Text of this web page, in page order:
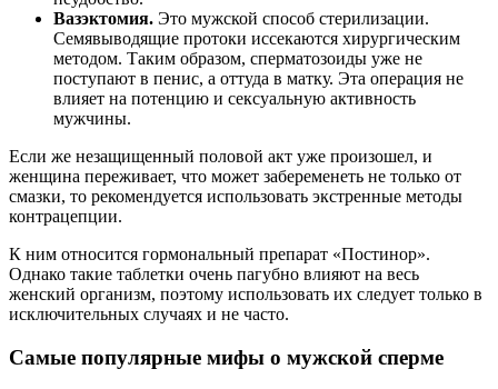
Вазэктомия. Это мужской способ стерилизации.
Семявыводящие протоки иссекаются хирургическим
методом. Таким образом, сперматозоиды уже не
поступают в пенис, а оттуда в матку. Эта операция не
влияет на потенцию и сексуальную активность
мужчины.
Если же незащищенный половой акт уже произошел, и
женщина переживает, что может забеременеть не только от
смазки, то рекомендуется использовать экстренные методы
контрацепции.
К ним относится гормональный препарат «Постинор».
Однако такие таблетки очень пагубно влияют на весь
женский организм, поэтому использовать их следует только в
исключительных случаях и не часто.
Самые популярные мифы о мужской сперме